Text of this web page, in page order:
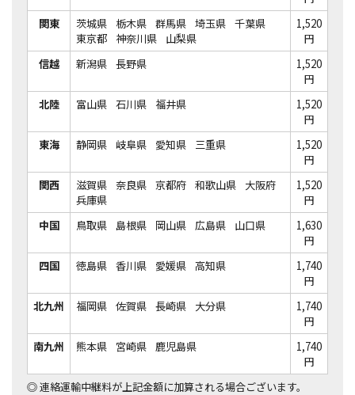
関東
茨城県 栃木県 群馬県 埼玉県 千葉県
東京都
神奈川県 山梨県
1,520
円
信越
新潟県 長野県
1,520
円
北陸
富山県 石川県 福井県
1,520
円
東海
静岡県 岐阜県 愛知県 三重県
1,520
円
関西
滋賀県 奈良県 京都府 和歌山県
大阪府
兵庫県
1,520
円
中国
鳥取県 島根県 岡山県 広島県 山口県
1,630
円
四国
徳島県 香川県 愛媛県 高知県
1,740
円
北九州
福岡県 佐賀県 長崎県 大分県
1,740
円
南九州
熊本県 宮崎県 鹿児島県
1,740
円
◎連絡運輸中継料が上記金額に加算される場合ございます。